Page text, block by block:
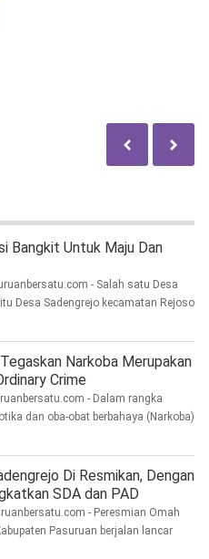
Bangkit Untuk Maju Dan
- Salah satu Desa
Desa Sadengrejo kecamatan Rejoso
Narkoba Merupakan
Crime
- Dalam rangka
dan oba-obat berbahaya (Narkoba)
Di Resmikan, Dengan
SDA dan PAD
- Peresmian Omah
Pasuruan berjalan lancar